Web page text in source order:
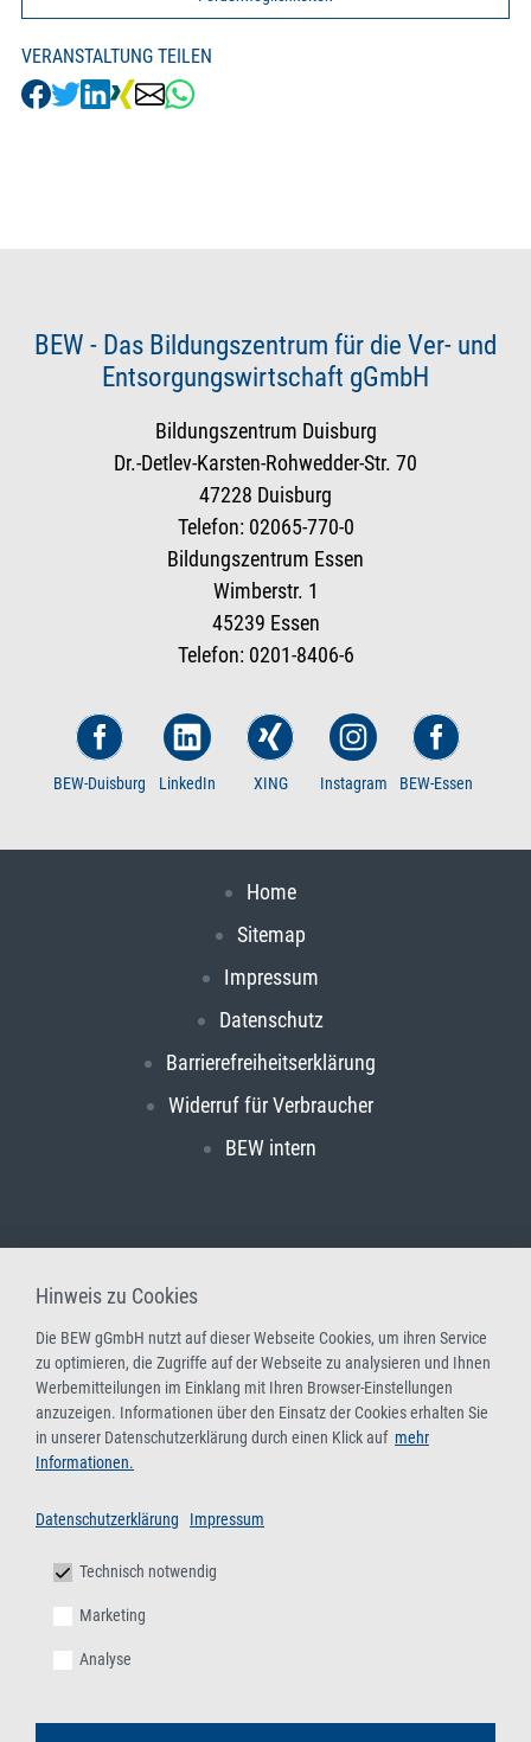
VERANSTALTUNG TEILEN
BEW - Das Bildungszentrum für die Ver- und
Entsorgungswirtschaft gGmbH
Bildungszentrum Duisburg
Dr.-Detlev-Karsten-Rohwedder-Str. 70
47228 Duisburg
Telefon: 02065-770-0
Bildungszentrum Essen
Wimberstr. 1
45239 Essen
Telefon: 0201-8406-6
BEW-Duisburg LinkedIn XING Instagram BEW-Essen
Home
Sitemap
Impressum
Datenschutz
Barrierefreiheitserklärung
Widerruf für Verbraucher
BEW intern
Hinweis zu Cookies
Die BEW gGmbH nutzt auf dieser Webseite Cookies, um ihren Service
zu optimieren, die Zugriffe auf der Webseite zu analysieren und Ihnen
Werbemitteilungen im Einklang mit Ihren Browser-Einstellungen
anzuzeigen. Informationen über den Einsatz der Cookies erhalten Sie
in unserer Datenschutzerklärung durch einen Klick auf mehr
Informationen.
Datenschutzerklärung Impressum
Technisch notwendig
Marketing
Analyse